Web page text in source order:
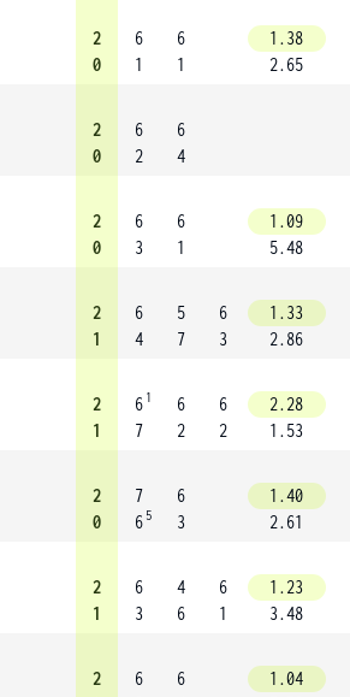
2
0
6
1
6
1
1.38
2.65
2
0
6
2
6
4
2
0
6
3
6
1
1.09
5.48
2
1
6
4
5
7
6
3
1.33
2.86
2
1
6 1
7
6
2
6
2
2.28
1.53
2
0
7
6 5
6
3
1.40
2.61
2
1
6
3
4
6
6
1
1.23
3.48
2
6
6
1.04